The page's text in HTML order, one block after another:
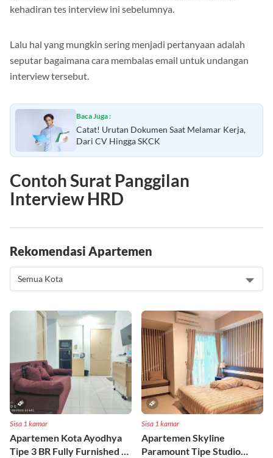
kehadiran tes interview ini sebelumnya.
Lalu hal yang mungkin sering menjadi pertanyaan adalah
seputar bagaimana cara membalas email untuk undangan
interview tersebut.
Baca Juga :
Catat! Urutan Dokumen Saat Melamar Kerja,
Dari CV Hingga SKCK
Contoh Surat Panggilan
Interview HRD
Rekomendasi Apartemen
Sisa 1 kamar
Apartemen Kota Ayodhya
Tipe 3 BR Fully Furnished Lt
Sisa 1 kamar
Apartemen Skyline
Paramount Tipe Studio